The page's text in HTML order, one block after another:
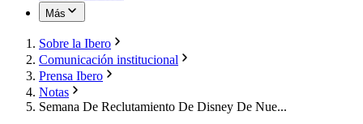
Más
Sobre la Ibero
Comunicación institucional
Prensa Ibero
Notas
Semana De Reclutamiento De Disney De Nue...